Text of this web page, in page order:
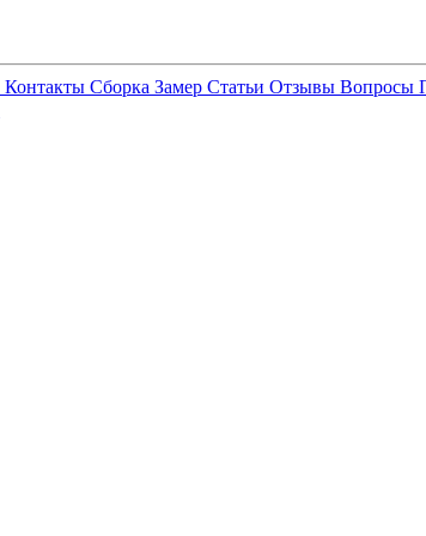
Контакты Сборка Замер Статьи Отзывы Вопросы